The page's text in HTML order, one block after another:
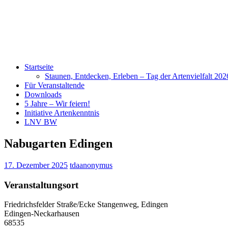
Startseite
Staunen, Entdecken, Erleben – Tag der Artenvielfalt
Für Veranstaltende
Downloads
5 Jahre – Wir feiern!
Initiative Artenkenntnis
LNV BW
Nabugarten Edingen
17. Dezember 2025 tdaanonymus
Veranstaltungsort
Friedrichsfelder Straße/Ecke Stangenweg, Edingen
Edingen-Neckarhausen
68535